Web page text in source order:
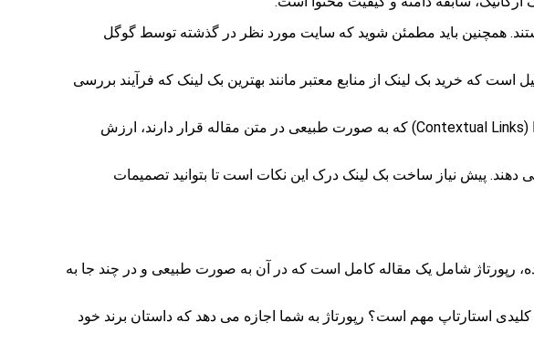
همچنین باید مطمئن شوید که سایت مورد نظر در گذشته توسط گوگل
است که خرید بک لینک از منابع معتبر مانند بهترین بک لینک که فرآیند بررسی
نکته ای که معمولا نادیده گرفته می شود، موقعیت قرارگیری لینک در صفحه است. بک لینک های درون محتوا (Contextual Links) که به صورت طبیعی در متن مقاله قرار دارند، ارزش
پیش نیاز ساخت بک لینک درک این نکات است تا بتوانید تصمیمات
رپورتاژ شامل یک مقاله کامل است که در آن به صورت طبیعی و در چند جا به
استارتاپ مهم است؟ رپورتاژ به شما اجازه می دهد که داستان برند خود